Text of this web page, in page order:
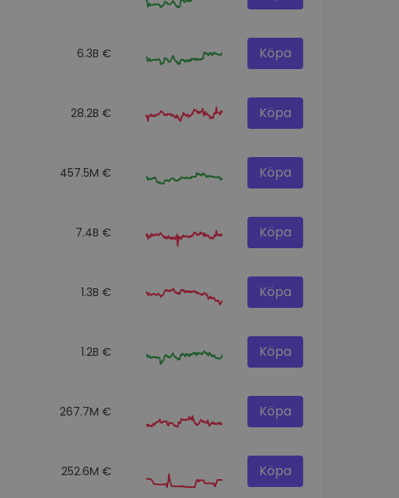
6.3B € Köpa
28.2B € Köpa
457.5M € Köpa
7.4B € Köpa
1.3B € Köpa
1.2B € Köpa
267.7M € Köpa
252.6M € Köpa